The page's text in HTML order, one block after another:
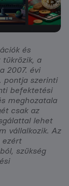
és
tükrözik, a
2007. évi
pontja szerinti
befektetési
meghozatala
csak az
lehet
vállalkozik. Az
ezért
szükség